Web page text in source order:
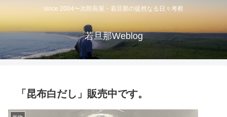
since 2004〜次郎長屋・若旦那の徒然なる日々考察
若旦那Weblog
「昆布白だし」販売中です。